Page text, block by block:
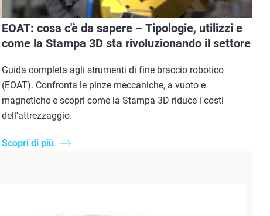
EOAT: cosa c'è da sapere – Tipologie, utilizzi e
come la Stampa 3D sta rivoluzionando il settore
Guida completa agli strumenti di fine braccio robotico
(EOAT). Confronta le pinze meccaniche, a vuoto e
magnetiche e scopri come la Stampa 3D riduce i costi
dell'attrezzaggio.
Scopri di più